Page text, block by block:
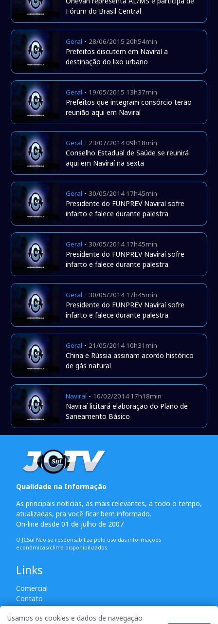
Fórum do Brasil Central
Geral - 28/06/2015 20h54min
Prefeitos discutem em Naviraí a
destinação do lixo urbano
Geral - 19/05/2015 13h37min
Prefeitos que integram consórcio terão
reunião aqui em Naviraí
Geral - 23/07/2014 09h18min
Conselho Estadual de Saúde se reunirá
aqui em Naviraí na sexta
Geral - 30/05/2014 17h45min
Presidente do FUNPREV Naviraí sofre
infarto e falece durante palestra
Geral - 30/05/2014 17h45min
Presidente do FUNPREV Naviraí sofre
infarto e falece durante palestra
Geral - 30/05/2014 17h45min
Presidente do FUNPREV Naviraí sofre
infarto e falece durante palestra
Geral - 21/05/2014 10h31min
China e Rússia assinam acordo histórico
de gás natural
Naviraí- 10/02/2014 17h18min
Naviraí licitará elaboração do Plano de
Saneamento Básico
Qualidade na Informação
As principais notícias, as mais relevantes, a todo o tempo,
atualizadas, pra você ficar bem informado.
On-line desde 01 de julho de 2007
O JCSul Não se responsabiliza pelo uso das informações
econômicas/clima disponibilizados.
Links
Comercial
Contato
Usamos os cookies e dados de navegação